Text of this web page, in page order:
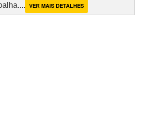
VER MAIS DETALHES